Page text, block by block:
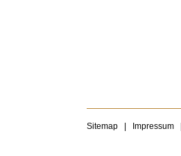
Sitemap Impressum